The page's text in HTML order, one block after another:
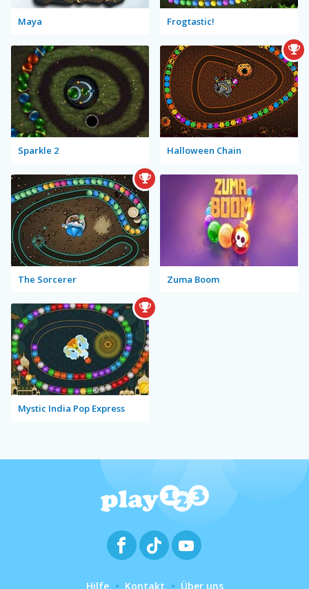
Maya Frogtastic!
Sparkle 2 Halloween Chain
The Sorcerer Zuma Boom
Mystic India Pop Express
Hilfe Kontakt Über uns